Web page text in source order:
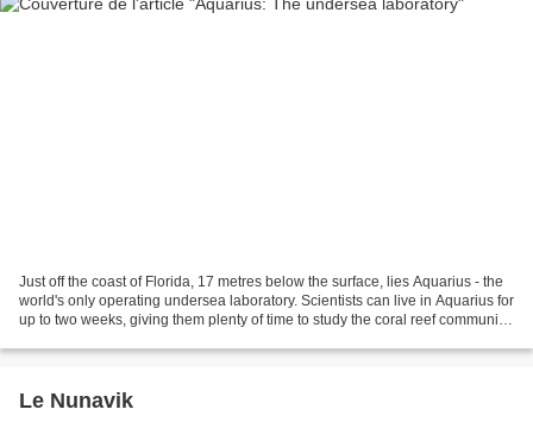
Just off the coast of Florida, 17 metres below the surface, lies Aquarius - the
world's only operating undersea laboratory. Scientists can live in Aquarius for
up to two weeks, giving them plenty of time to study the coral reef community.
Le Nunavik